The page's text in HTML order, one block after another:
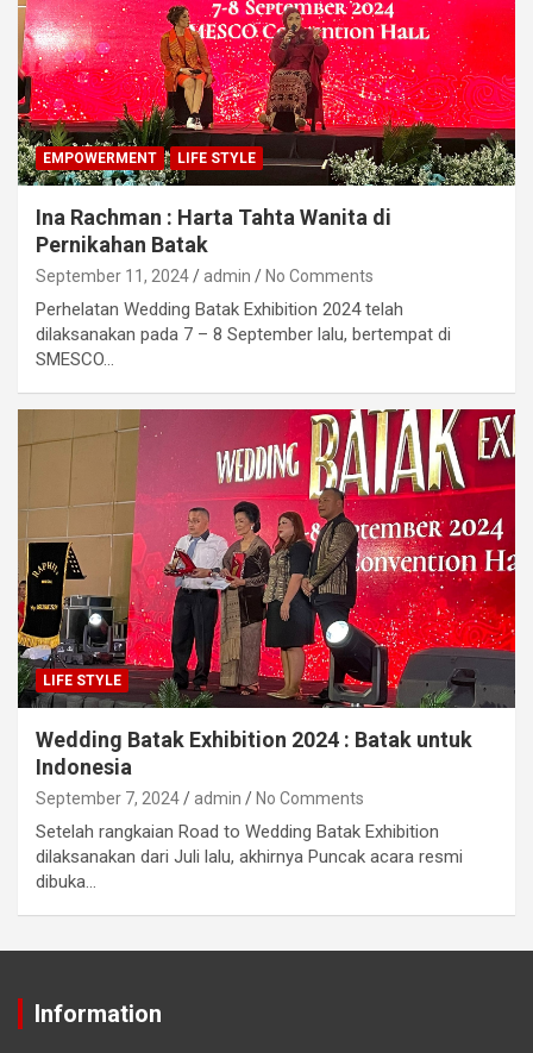
EMPOWERMENT LIFE STYLE
Ina Rachman : Harta Tahta Wanita di
Pernikahan Batak
September 11, 2024 admin No Comments
Perhelatan Wedding Batak Exhibition 2024 telah
dilaksanakan pada 7 – 8 September lalu, bertempat di
SMESCO…
LIFE STYLE
Wedding Batak Exhibition 2024 : Batak untuk
Indonesia
September 7, 2024 admin No Comments
Setelah rangkaian Road to Wedding Batak Exhibition
dilaksanakan dari Juli lalu, akhirnya Puncak acara resmi
dibuka…
Information